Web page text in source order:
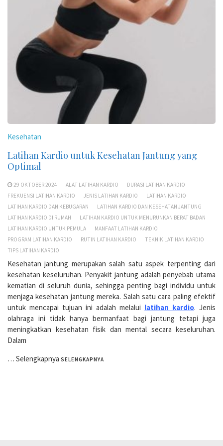
Kesehatan
Latihan Kardio untuk Kesehatan Jantung yang
Optimal
29 OKTOBER 2024 ALAT LATIHAN KARDIO
DURASI LATIHAN KARDIO
FREKUENSI LATIHAN KARDIO
JENIS LATIHAN KARDIO
LATIHAN KARDIO
LATIHAN KARDIO DAN KEBUGARAN
LATIHAN KARDIO DAN KESEHATAN JANTUNG
LATIHAN KARDIO DI RUMAH
LATIHAN KARDIO UNTUK MENURUNKAN BERAT BADAN
LATIHAN KARDIO UNTUK PEMULA
MANFAAT LATIHAN KARDIO
PROGRAM LATIHAN KARDIO
RUTIN LATIHAN KARDIO
TEKNIK LATIHAN KARDIO
TIPS LATIHAN KARDIO
Kesehatan jantung merupakan salah satu aspek terpenting dari
kesehatan keseluruhan. Penyakit jantung adalah penyebab utama
kematian di seluruh dunia, sehingga penting bagi individu untuk
menjaga kesehatan jantung mereka. Salah satu cara paling efektif
untuk mencapai tujuan ini adalah melalui latihan kardio. Jenis
olahraga ini tidak hanya bermanfaat bagi jantung tetapi juga
meningkatkan kesehatan fisik dan mental secara keseluruhan.
Dalam
… Selengkapnya SELENGKAPNYA